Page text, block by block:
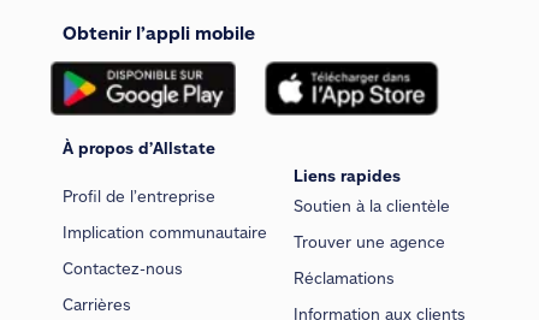
Obtenir l’appli mobile
À propos d’Allstate
Profil de l’entreprise
Implication communautaire
Contactez-nous
Carrières
Liens rapides
Soutien à la clientèle
Trouver une agence
Réclamations
Information aux clients